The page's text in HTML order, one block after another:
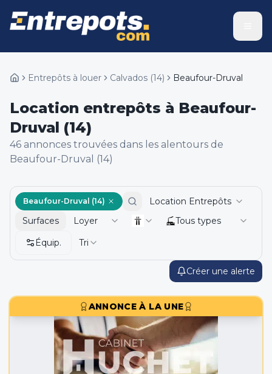
Entrepôts à louer Calvados (14) Beaufour-Druval
Location entrepôts à Beaufour-
Druval (14)
46 annonces trouvées dans les alentours de
Beaufour-Druval (14)
Créer une alerte
Beaufour-Druval (14)
Location Entrepôts
Surfaces
Loyer
Tous types
Équip.
Tri
ANNONCE À LA UNE